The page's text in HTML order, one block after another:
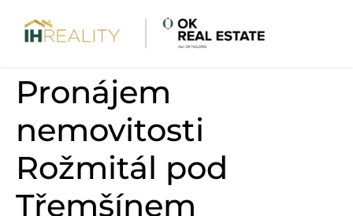
Pronájem
nemovitosti
Rožmitál pod
Třemšínem